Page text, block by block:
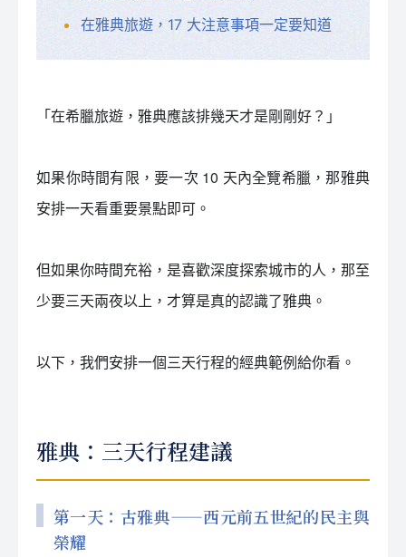
在雅典旅遊，17 大注意事項一定要知道
「在希臘旅遊，雅典應該排幾天才是剛剛好？」
如果你時間有限，要一次 10 天內全覽希臘，那雅典
安排一天看重要景點即可。
但如果你時間充裕，是喜歡深度探索城市的人，那至
少要三天兩夜以上，才算是真的認識了雅典。
以下，我們安排一個三天行程的經典範例給你看。
雅典：三天行程建議
第一天：古雅典——西元前五世紀的民主與
榮耀